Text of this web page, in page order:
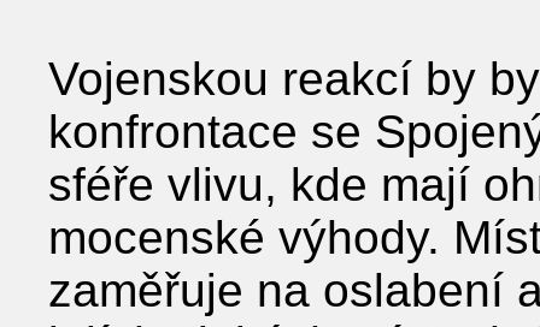
Vojenskou reakcí by
konfrontace se
sféře vlivu, kde mají
mocenské výhody.
zaměřuje na oslabení